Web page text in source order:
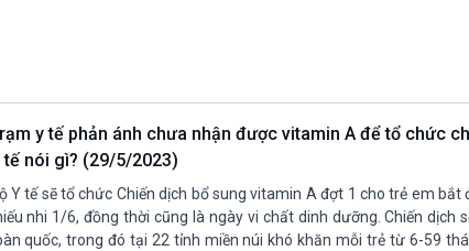
y tế phản ánh chưa nhận được vitamin A để tổ chức
tế nói gì? (29/5/2023)
Y tế sẽ tổ chức Chiến dịch bổ sung vitamin A đợt 1 cho trẻ em bắt
nhi 1/6, đồng thời cũng là ngày vi chất dinh dưỡng. Chiến dịch
quốc, trong đó tại 22 tỉnh miền núi khó khăn mỗi trẻ từ 6-59